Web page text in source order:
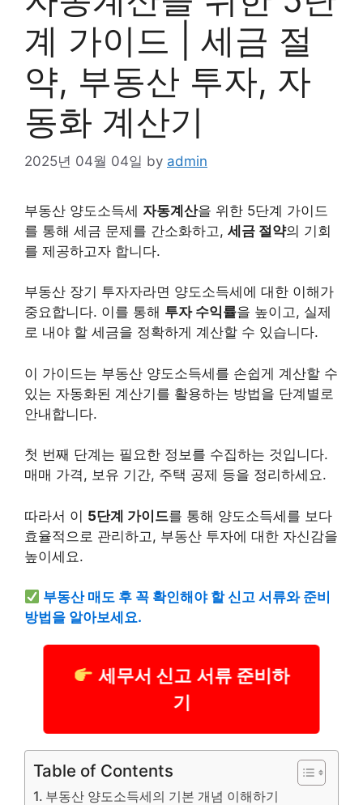
계 가이드 | 세금 절
약, 부동산 투자, 자
동화 계산기
2025년 04월 04일 by admin
부동산 양도소득세 자동계산을 위한 5단계 가이드
를 통해 세금 문제를 간소화하고, 세금 절약의 기회
를 제공하고자 합니다.
부동산 장기 투자자라면 양도소득세에 대한 이해가
중요합니다. 이를 통해 투자 수익률을 높이고, 실제
로 내야 할 세금을 정확하게 계산할 수 있습니다.
이 가이드는 부동산 양도소득세를 손쉽게 계산할 수
있는 자동화된 계산기를 활용하는 방법을 단계별로
안내합니다.
첫 번째 단계는 필요한 정보를 수집하는 것입니다.
매매 가격, 보유 기간, 주택 공제 등을 정리하세요.
따라서 이 5단계 가이드를 통해 양도소득세를 보다
효율적으로 관리하고, 부동산 투자에 대한 자신감을
높이세요.
부동산 매도 후 꼭 확인해야 할 신고 서류와 준비
방법을 알아보세요.
세무서 신고 서류 준비하
기
Table of Contents
부동산 양도소득세의 기본 개념 이해하기